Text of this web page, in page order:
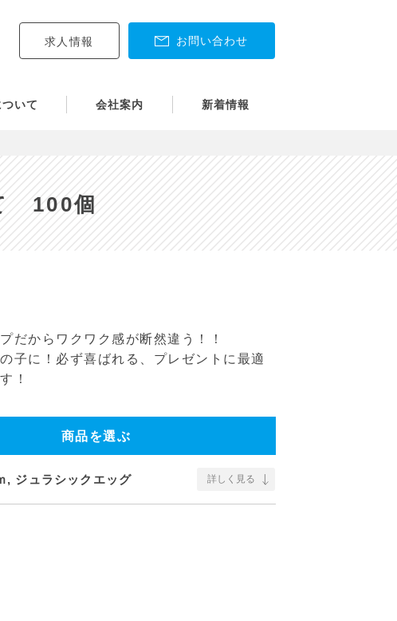
お問い合わせ
求人情報
いて 会社案内 新着情報
100個
だからワクワク感が断然違う！！
子に！必ず喜ばれる、プレゼントに最適
！
商品を選ぶ
, ジュラシックエッグ 詳しく見る